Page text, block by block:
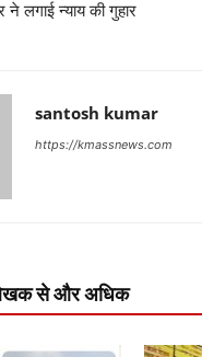
ने लगाई न्याय की गुहार
santosh kumar
https://kmassnews.com
से और अधिक